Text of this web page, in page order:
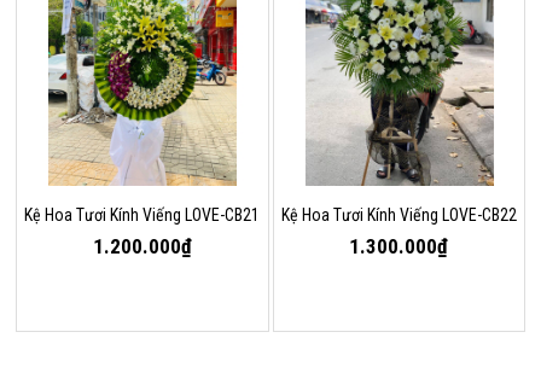
Kệ Hoa Tươi Kính Viếng LOVE-CB21
1.200.000₫
Kệ Hoa Tươi Kính Viếng LOVE-CB22
1.300.000₫